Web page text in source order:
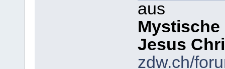
aus
Mystische
Jesus
zdw.ch/